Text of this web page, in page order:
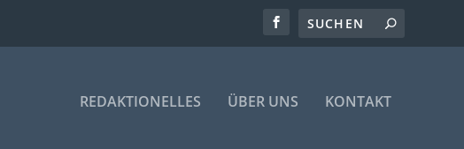
REDAKTIONELLES ÜBER UNS KONTAKT